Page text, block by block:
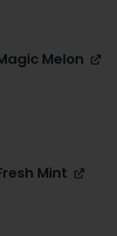
Melon
Mint